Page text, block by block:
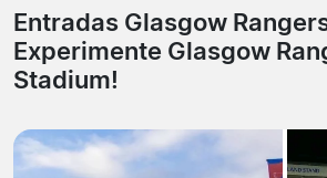
Equipos
Ligas
Entradas Glasgow
Experimente Glasgow
Stadium!